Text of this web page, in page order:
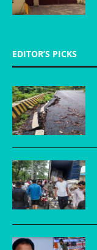
EDITOR’S PICKS